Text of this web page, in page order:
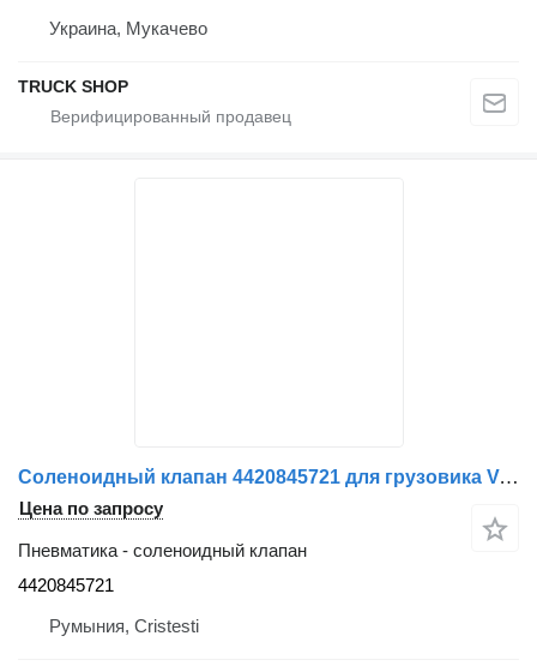
Украина, Мукачево
TRUCK SHOP
Соленоидный клапан 4420845721 для грузовика Volvo
Цена по запросу
Пневматика - соленоидный клапан
4420845721
Румыния, Cristesti